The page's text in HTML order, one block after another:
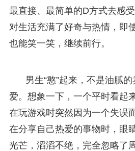
最直接、最简单的D方式去感
对生活充满了好奇与热情，即
也能笑一笑，继续前行。
男生“憨”起来，不是油腻
爱。想象一下，一个平时看起
在玩游戏时突然因为一个失误
在分享自己热爱的事物时，眼
光芒，滔滔不绝，完全忽略了